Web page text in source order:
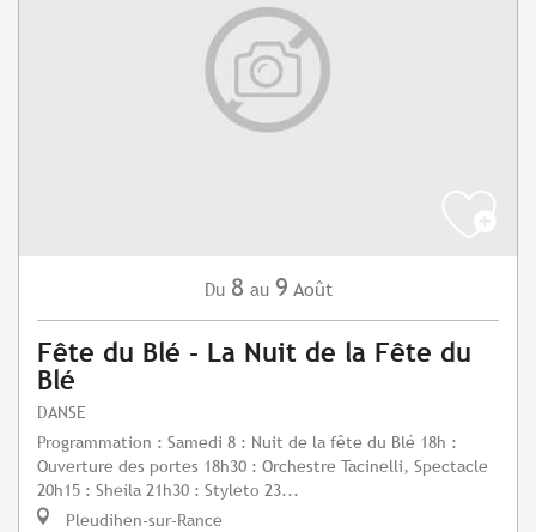
Du 8 au 9 Août
Fête du Blé - La Nuit de la Fête du
Blé
DANSE
Programmation : Samedi 8 : Nuit de la fête du Blé 18h :
Ouverture des portes 18h30 : Orchestre Tacinelli, Spectacle
20h15 : Sheila 21h30 : Styleto 23...
Pleudihen-sur-Rance